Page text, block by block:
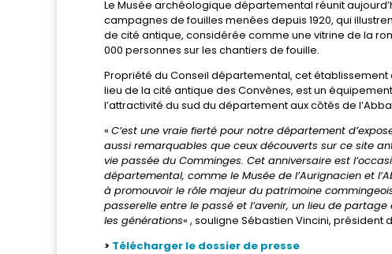
Le Musée archéologique départemental réunit
campagnes de fouilles menées depuis 1920, qui
de cité antique, considérée comme une vitrine de la
000 personnes sur les chantiers de fouille.
Propriété du Conseil départemental, cet établissement
lieu de la cité antique des Convènes, est un
l’attractivité du sud du département aux côtés de
« C’est une vraie fierté pour notre département
aussi remarquables que ceux découverts sur ce site
vie passée du Comminges. Cet anniversaire est
départemental, comme le Musée de l’Aurignacien et
à promouvoir le rôle majeur du patrimoine
passerelle entre le passé et l’avenir, un lieu de
les générations« , souligne Sébastien Vincini,
> Télécharger le dossier de presse